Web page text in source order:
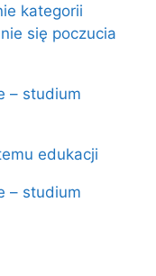
kategorii
się poczucia
– studium
edukacji
– studium